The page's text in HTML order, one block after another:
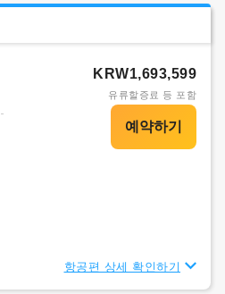
KRW1,693,599
유류할증료 등 포함
항공편 상세 확인하기